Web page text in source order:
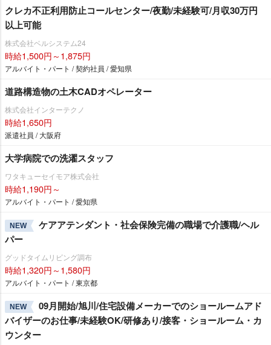
クレカ不正利用防止コールセンター/夜勤/未経験可/月収30万円
以上可能
株式会社ベルシステム24
時給1,500円～1,875円
アルバイト・パート / 契約社員 / 愛知県
道路構造物の土木CADオペレーター
株式会社インターテクノ
時給1,650円
派遣社員 / 大阪府
大学病院での洗濯スタッフ
ワタキューセイモア株式会社
時給1,190円～
アルバイト・パート / 愛知県
NEW
ケアアテンダント・社会保険完備の職場で介護職/ヘル
パー
グッドタイムリビング調布
時給1,320円～1,580円
アルバイト・パート / 東京都
NEW
09月開始/旭川/住宅設備メーカーでのショールームアド
バイザーのお仕事/未経験OK/研修あり/接客・ショールーム・カ
ウンター